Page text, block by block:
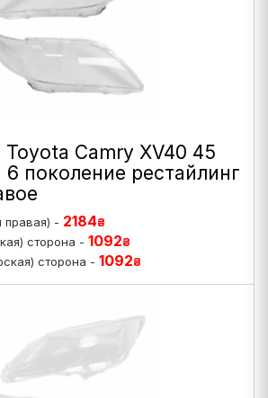
Camry XV40 45
6 поколение рестайлинг
правая) - 2184₴
сторона - 1092₴
сторона - 1092₴